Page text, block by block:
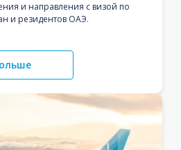
и направления с визой по
и резидентов ОАЭ.